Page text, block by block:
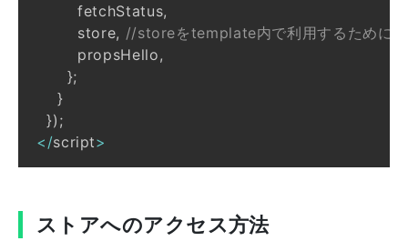
        fetchStatus
,
        store
, //storeをtemplate内で利用するために
        propsHello
,
};
}
}) ;
< /script>
ストアへのアクセス方法